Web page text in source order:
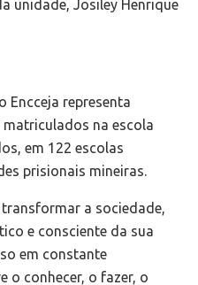
unidade, Josiley Henrique
Encceja representa
na escola
em 122 escolas
prisionais mineiras.
a sociedade,
e consciente da sua
em constante
o conhecer, o fazer, o